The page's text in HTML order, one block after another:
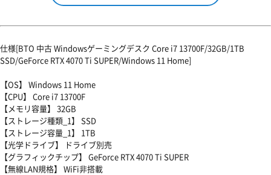
仕様[BTO 中古 Windowsゲーミングデスク Core i7 13700F/32GB/1TB
SSD/GeForce RTX 4070 Ti SUPER/Windows 11 Home]
【OS】 Windows 11 Home
【CPU】 Core i7 13700F
【メモリ容量】 32GB
【ストレージ種類_1】 SSD
【ストレージ容量_1】 1TB
【光学ドライブ】 ドライブ別売
【グラフィックチップ】 GeForce RTX 4070 Ti SUPER
【無線LAN規格】 WiFi非搭載